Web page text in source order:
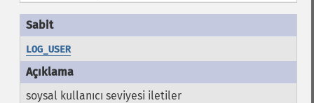
LOG_USER
soysal kullanıcı seviyesi iletiler